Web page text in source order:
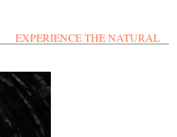
EXPERIENCE THE NATURAL